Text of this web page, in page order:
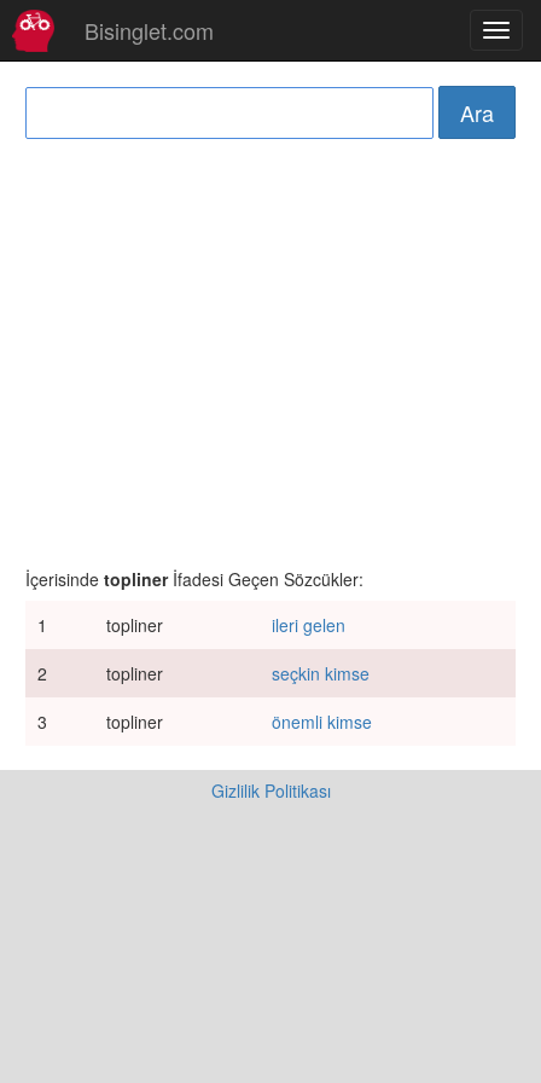
Bisinglet.com
İçerisinde topliner İfadesi Geçen Sözcükler:
1
topliner
ileri gelen
2
topliner
seçkin kimse
3
topliner önemli kimse
Gizlilik Politikası